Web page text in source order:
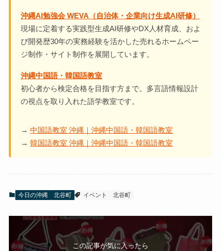
沖縄AI勉強会 WEVA（自治体・企業向け生成AI研修）
現場に定着する実践型生成AI研修やDX人材育成、およ
び開発歴30年の実務経験を活かした売れるホームペー
ジ制作・サイト制作を展開しています。
沖縄中国語・韓国語教室
初心者から検定合格を目指す方まで。多言語情報設計
の視点を取り入れた語学教室です。
→ 中国語教室 沖縄｜沖縄中国語・韓国語教室
→ 韓国語教室 沖縄｜沖縄中国語・韓国語教室
今日の沖縄 北谷町 イベント 北谷町
この記事が気に入ったら